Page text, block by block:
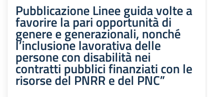
Pubblicazione Linee guida volte a
favorire la pari opportunità di
genere e generazionali, nonché
l’inclusione lavorativa delle
persone con disabilità nei
contratti pubblici finanziati con le
risorse del PNRR e del PNC”